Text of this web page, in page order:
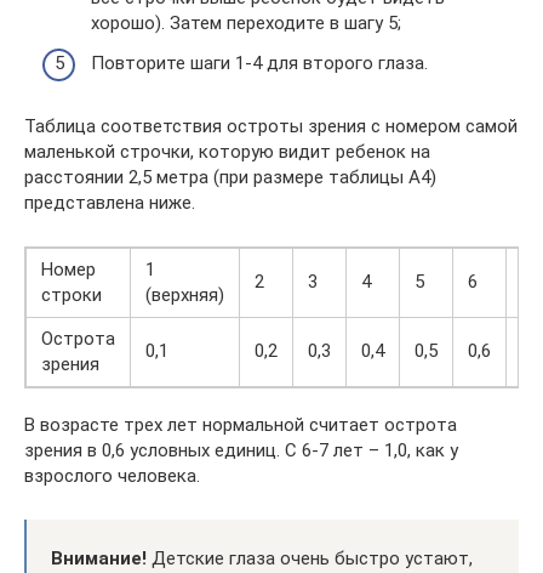
хорошо). Затем переходите в шагу 5;
Повторите шаги 1-4 для второго глаза.
Таблица соответствия остроты зрения с номером самой
маленькой строчки, которую видит ребенок на
расстоянии 2,5 метра (при размере таблицы А4)
представлена ниже.
Номер
строки
1
(верхняя)
2 3 4 5 6
Острота
зрения
0,1 0,2 0,3 0,4 0,5 0,6
В возрасте трех лет нормальной считает острота
зрения в 0,6 условных единиц. С 6-7 лет – 1,0, как у
взрослого человека.
Внимание! Детские глаза очень быстро устают,